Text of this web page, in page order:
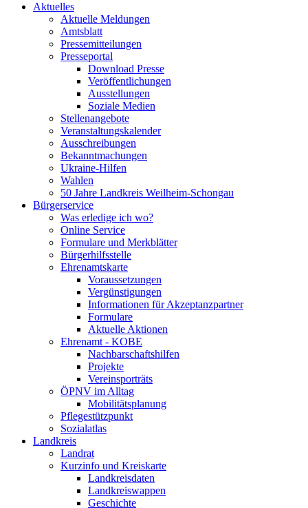
Aktuelles
Aktuelle Meldungen
Amtsblatt
Pressemitteilungen
Presseportal
Download Presse
Veröffentlichungen
Ausstellungen
Soziale Medien
Stellenangebote
Veranstaltungskalender
Ausschreibungen
Bekanntmachungen
Ukraine-Hilfen
Wahlen
50 Jahre Landkreis Weilheim-Schongau
Bürgerservice
Was erledige ich wo?
Online Service
Formulare und Merkblätter
Bürgerhilfsstelle
Ehrenamtskarte
Voraussetzungen
Vergünstigungen
Informationen für Akzeptanzpartner
Formulare
Aktuelle Aktionen
Ehrenamt - KOBE
Nachbarschaftshilfen
Projekte
Vereinsporträts
ÖPNV im Alltag
Mobilitätsplanung
Pflegestützpunkt
Sozialatlas
Landkreis
Landrat
Kurzinfo und Kreiskarte
Landkreisdaten
Landkreiswappen
Geschichte